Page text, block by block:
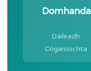
Domhanda
Dáileadh
Cógaisíochta